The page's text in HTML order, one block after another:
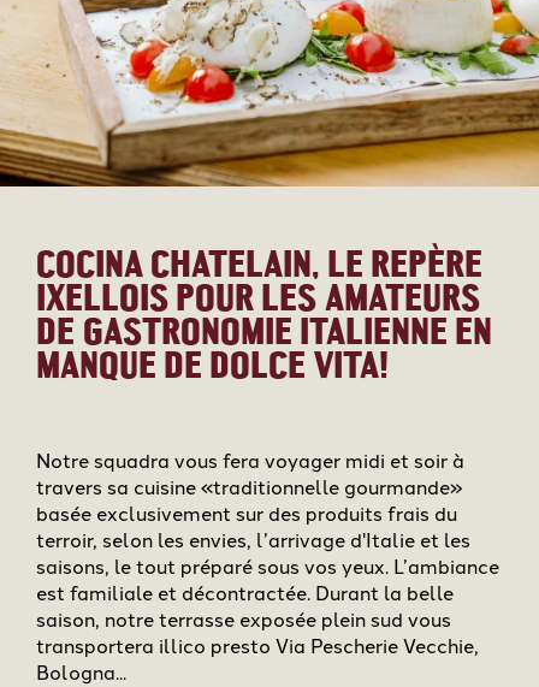
COCINA CHATELAIN, LE REPÈRE
IXELLOIS POUR LES AMATEURS
DE GASTRONOMIE ITALIENNE EN
MANQUE DE DOLCE VITA!
Notre squadra vous fera voyager midi et soir à
travers sa cuisine «traditionnelle gourmande»
basée exclusivement sur des produits frais du
terroir, selon les envies, l’arrivage d'Italie et les
saisons, le tout préparé sous vos yeux. L’ambiance
est familiale et décontractée. Durant la belle
saison, notre terrasse exposée plein sud vous
transportera illico presto Via Pescherie Vecchie,
Bologna...